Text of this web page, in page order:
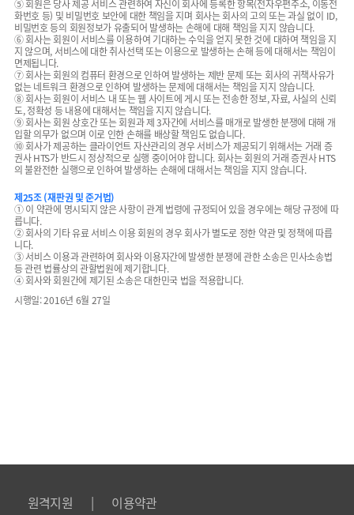
⑤ 회원은 당사 제공 서비스 관련하여 자신이 회사에 등록한 항목(전자우편주소, 이동전
화번호 등) 및 비밀번호 보안에 대한 책임을 지며 회사는 회사의 고의 또는 과실 없이 ID,
비밀번호 등의 회원정보가 유출되어 발생하는 손해에 대해 책임을 지지 않습니다.
⑥ 회사는 회원이 서비스를 이용하여 기대하는 수익을 얻지 못한 것에 대하여 책임을 지
지 않으며, 서비스에 대한 취사선택 또는 이용으로 발생하는 손해 등에 대해서는 책임이
면제됩니다.
⑦ 회사는 회원의 컴퓨터 환경으로 인하여 발생하는 제반 문제 또는 회사의 귀책사유가
없는 네트워크 환경으로 인하여 발생하는 문제에 대해서는 책임을 지지 않습니다.
⑧ 회사는 회원이 서비스 내 또는 웹 사이트에 게시 또는 전송한 정보, 자료, 사실의 신뢰
도, 정확성 등 내용에 대해서는 책임을 지지 않습니다.
⑨ 회사는 회원 상호간 또는 회원과 제 3자간에 서비스를 매개로 발생한 분쟁에 대해 개
입할 의무가 없으며 이로 인한 손해를 배상할 책임도 없습니다.
⑩ 회사가 제공하는 클라이언트 자산관리의 경우 서비스가 제공되기 위해서는 거래 증
권사 HTS가 반드시 정상적으로 실행 중이어야 합니다. 회사는 회원의 거래 증권사 HTS
의 불완전한 실행으로 인하여 발생하는 손해에 대해서는 책임을 지지 않습니다.
제25조 (재판권 및 준거법)
① 이 약관에 명시되지 않은 사항이 관계 법령에 규정되어 있을 경우에는 해당 규정에 따
릅니다.
② 회사의 기타 유료 서비스 이용 회원의 경우 회사가 별도로 정한 약관 및 정책에 따릅
니다.
③ 서비스 이용과 관련하여 회사와 이용자간에 발생한 분쟁에 관한 소송은 민사소송법
등 관련 법률상의 관할법원에 제기합니다.
④ 회사와 회원간에 제기된 소송은 대한민국 법을 적용합니다.
시행일: 2016년 6월 27일
원격지원 |
이용약관